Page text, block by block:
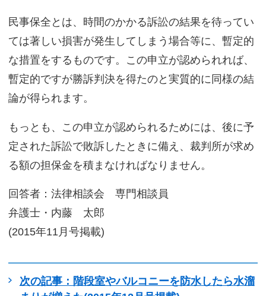
民事保全とは、時間のかかる訴訟の結果を待ってい
ては著しい損害が発生してしまう場合等に、暫定的
な措置をするものです。この申立が認められれば、
暫定的ですが勝訴判決を得たのと実質的に同様の結
論が得られます。
もっとも、この申立が認められるためには、後に予
定された訴訟で敗訴したときに備え、裁判所が求め
る額の担保金を積まなければなりません。
回答者：法律相談会 専門相談員
弁護士・内藤 太郎
(2015年11月号掲載)
次の記事：階段室やバルコニーを防水したら水溜